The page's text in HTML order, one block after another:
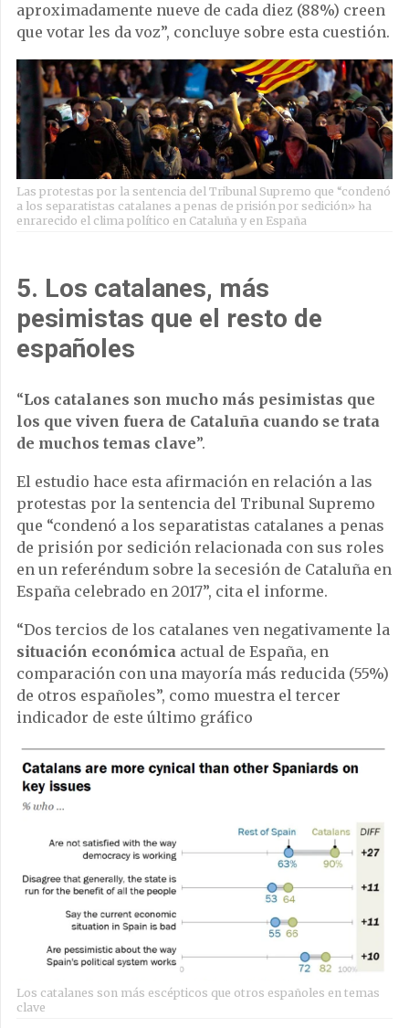
aproximadamente nueve de cada diez (88%) creen
que votar les da voz”, concluye sobre esta cuestión.
Las protestas por la sentencia del Tribunal Supremo que “condenó
a los separatistas catalanes a penas de prisión por sedición» ha
enrarecido el clima político en Cataluña y en España
5. Los catalanes, más
pesimistas que el resto de
españoles
“Los catalanes son mucho más pesimistas que
los que viven fuera de Cataluña cuando se trata
de muchos temas clave”.
El estudio hace esta afirmación en relación a las
protestas por la sentencia del Tribunal Supremo
que “condenó a los separatistas catalanes a penas
de prisión por sedición relacionada con sus roles
en un referéndum sobre la secesión de Cataluña en
España celebrado en 2017”, cita el informe.
“Dos tercios de los catalanes ven negativamente la
situación económica actual de España, en
comparación con una mayoría más reducida (55%)
de otros españoles”, como muestra el tercer
indicador de este último gráfico
Los catalanes son más escépticos que otros españoles en temas
clave